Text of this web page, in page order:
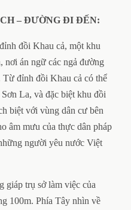
– ĐƯỜNG ĐI ĐẾN:
đồi Khau cả, một khu
nơi án ngữ các ngả đường
đỉnh đồi Khau cả có thể
La, và đặc biệt khu đồi
biệt với vùng dân cư bên
âm mưu của thực dân pháp
người yêu nước Việt
trụ sở làm việc của
100m. Phía Tây nhìn về